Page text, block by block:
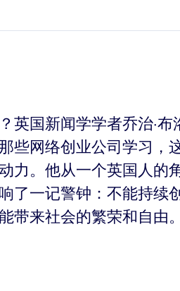
英国新闻学学者乔治·
些网络创业公司学习
力。他从一个英国人
了一记警钟：不能持续
带来社会的繁荣和自由。